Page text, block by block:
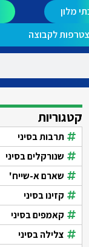
מלון
לקבוצה
קטגוריות
תרבות בסיני
שנורקלים בסיני
שארם א-שייח'
קזינו בסיני
קאמפים בסיני
צלילה בסיני